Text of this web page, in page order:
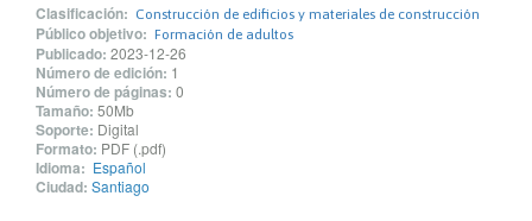
Clasificación: Construcción de edificios y materiales de construcción
Público objetivo: Formación de adultos
Publicado: 2023-12-26
Número de edición: 1
Número de páginas: 0
Tamaño: 50Mb
Soporte: Digital
Formato: PDF (.pdf)
Idioma: Español
Ciudad: Santiago